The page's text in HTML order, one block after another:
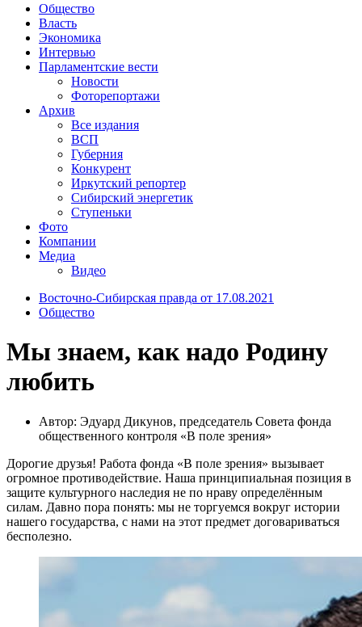
Общество
Власть
Экономика
Интервью
Парламентские вести
Новости
Фоторепортажи
Архив
Все издания
ВСП
Губерния
Конкурент
Иркутский репортер
Сибирский энергетик
Ступеньки
Фото
Компании
Медиа
Видео
Восточно-Сибирская правда от 17.08.2021
Общество
Мы знаем, как надо Родину
любить
Автор: Эдуард Дикунов, председатель Совета фонда
общественного контроля «В поле зрения»
Дорогие друзья! Работа фонда «В поле зрения» вызывает
огромное противодействие. Наша принципиальная позиция в
защите культурного наследия не по нраву определённым
силам. Давно пора понять: мы не торгуемся вокруг истории
нашего государства, с нами на этот предмет договариваться
бесполезно.